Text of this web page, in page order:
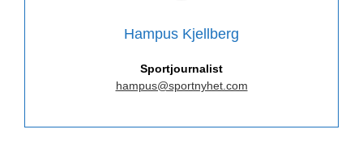
Hampus Kjellberg
Sportjournalist
hampus@sportnyhet.com